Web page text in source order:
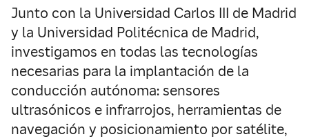
Junto con la Universidad Carlos III de Madrid
y la Universidad Politécnica de Madrid,
investigamos en todas las tecnologías
necesarias para la implantación de la
conducción autónoma: sensores
ultrasónicos e infrarrojos, herramientas de
navegación y posicionamiento por satélite,